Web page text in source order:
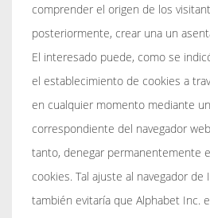
comprender el origen de los
posteriormente, crear una un
El interesado puede, como se
el establecimiento de cookies a
en cualquier momento mediante
correspondiente del navegador
tanto, denegar permanentemente
cookies. Tal ajuste al navegador
también evitaría que Alphabet Inc.